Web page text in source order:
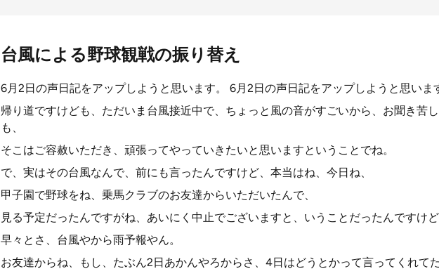
台風による野球観戦の振り替え
6月2日の声日記をアップしようと思います。 6月2日の声日記をアップしようと思いま
帰り道ですけども、ただいま台風接近中で、ちょっと風の音がすごいから、お聞き苦
も、
そこはご容赦いただき、頑張ってやっていきたいと思いますということでね。
で、実はその台風なんで、前にも言ったんですけど、本当はね、今日ね、
甲子園で野球をね、乗馬クラブのお友達からいただいたんで、
見る予定だったんですがね、あいにく中止でございますと、いうことだったんですけど
早々とさ、台風やから雨予報やん。
お友達からね、もし、たぶん2日あかんやろからさ、4日はどうとかって言ってくれてた